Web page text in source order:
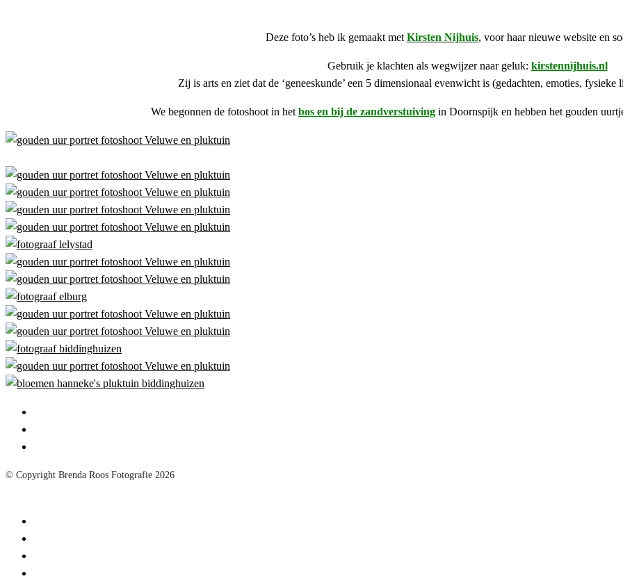
Deze foto’s heb ik gemaakt met Kirsten Nijhuis, voor haar nieuwe website en
Gebruik je klachten als wegwijzer naar geluk: kirstennijhuis.nl
Zij is arts en ziet dat de ‘geneeskunde’ een 5 dimensionaal evenwicht is (gedachten, emoties,
We begonnen de fotoshoot in het bos en bij de zandverstuiving in Doornspijk en hebben het gouden
© Copyright Brenda Roos Fotografie 2026